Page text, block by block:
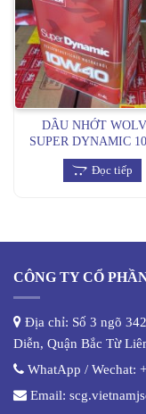
DẦU NHỚT
SUPER DYNAMIC
SEMISYNTHETIC
Đọc tiếp
CÔNG TY CỔ
Địa chỉ: Số 3 ngõ
Diễn, Quận Bắc Từ
WhatApp / Wechat:
Email: